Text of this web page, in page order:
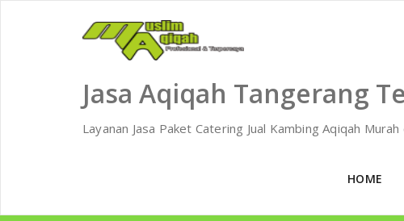
Jasa Aqiqah Tangerang
Layanan Jasa Paket Catering Jual Kambing Aqiqah
HOME